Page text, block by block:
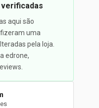
aqui são
uma
pela loja.
edrone,